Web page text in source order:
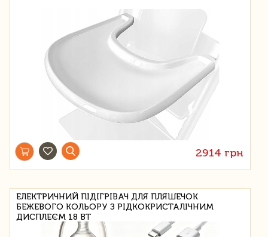
2914 грн
ЕЛЕКТРИЧНИЙ ПІДІГРІВАЧ ДЛЯ ПЛЯШЕЧОК
БЕЖЕВОГО КОЛЬОРУ З РІДКОКРИСТАЛІЧНИМ
ДИСПЛЕЄМ 18 ВТ